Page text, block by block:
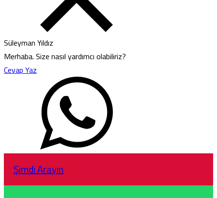
Süleyman Yıldız
Merhaba. Size nasıl yardımcı olabiliriz?
Cevap Yaz
Şimdi Arayın